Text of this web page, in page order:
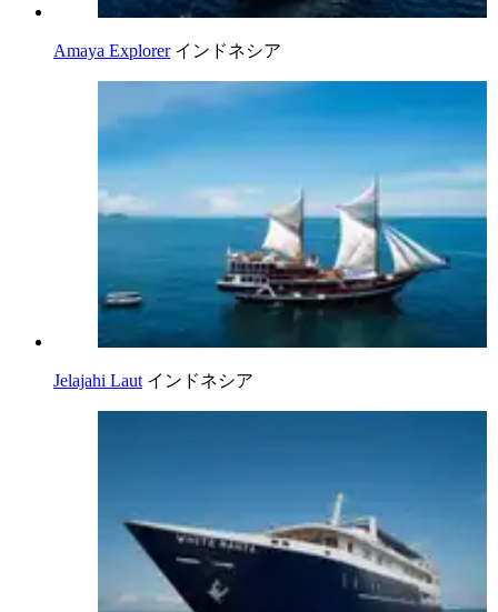
Amaya Explorer インドネシア
Jelajahi Laut インドネシア